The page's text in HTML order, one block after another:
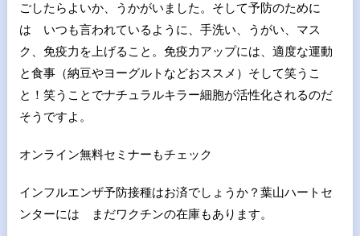
ごしたらよいか、うかがいました。そして予防のために
は いつも言われているように、手洗い、うがい、マス
ク、免疫力を上げること。免疫力アップには、適度な運動
と食事（納豆やヨーグルトなどおススメ）そして笑うこ
と！笑うことでナチュラルキラー細胞が活性化されるのだ
そうですよ。
オンライン無料セミナーもチェック
インフルエンザ予防接種はお済でしょうか？葉山ハートセ
ンターには まだワクチンの在庫もあります。